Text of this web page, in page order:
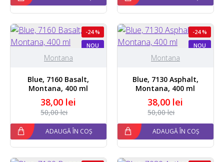
NOU
-24 %
Montana
Blue, 7160 Basalt,
Montana, 400 ml
38,00 lei
50,00 lei
ADAUGĂ ÎN COȘ
NOU
-24 %
Montana
Blue, 7130 Asphalt,
Montana, 400 ml
38,00 lei
50,00 lei
ADAUGĂ ÎN COȘ